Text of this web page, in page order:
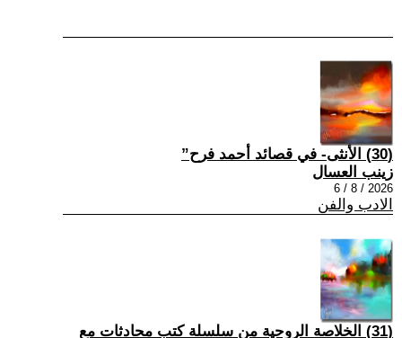
(30) الأنثى- في قصائد أحمد فرح”
زينب العسال
2026 / 8 / 6
الادب والفن
(31) الخلاصة الروحية من سلسلة كتب محادثات مع